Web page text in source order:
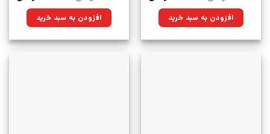
۷۰,۰۰۰تومان
بود.
افزودن به سبد خرید ۷۰,۰۰۰تومان
بود.
افزودن به سبد خرید